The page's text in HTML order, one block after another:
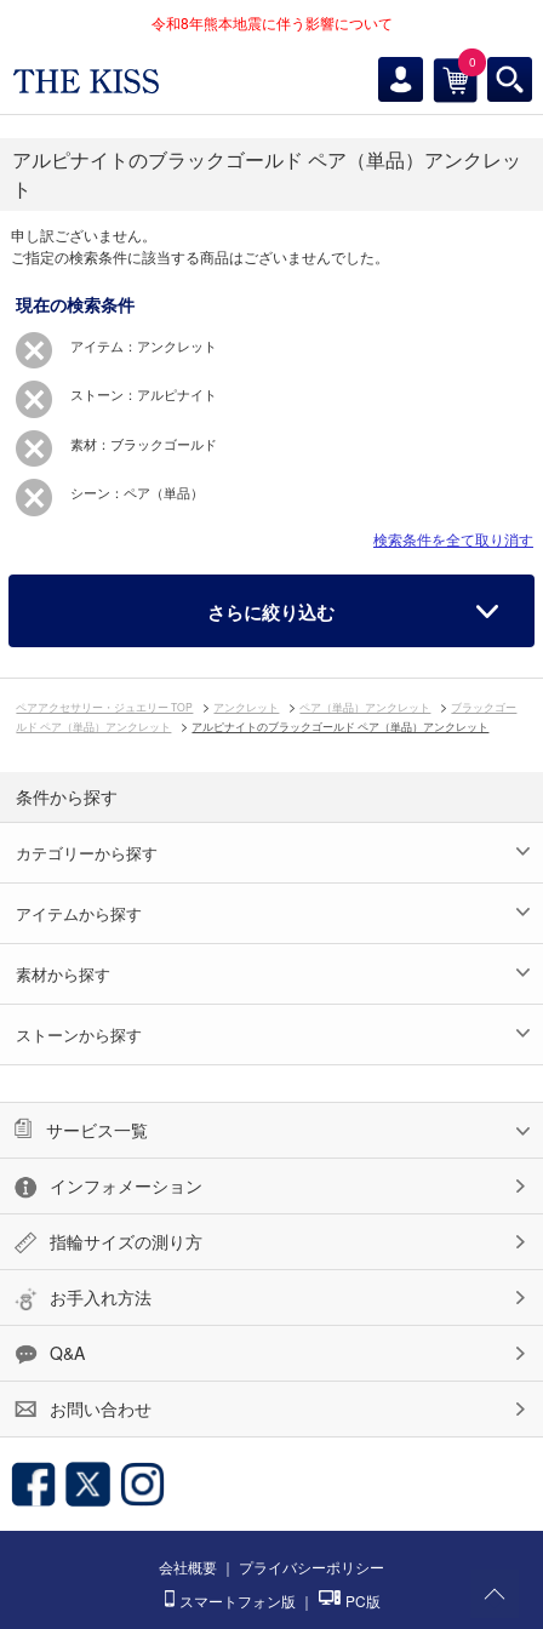
令和8年熊本地震に伴う影響について
0
アルピナイトのブラックゴールド ペア（単品）アンクレッ
ト
申し訳ございません。
ご指定の検索条件に該当する商品はございませんでした。
現在の検索条件
アイテム：アンクレット
ストーン：アルピナイト
素材：ブラックゴールド
シーン：ペア（単品）
検索条件を全て取り消す
さらに絞り込む
ペアアクセサリー・ジュエリー TOP アンクレット ペア（単品）アンクレット
ブラックゴー
ルド ペア（単品）アンクレット
アルピナイトのブラックゴールド ペア（単品）アンクレット
条件から探す
カテゴリーから探す
アイテムから探す
素材から探す
ストーンから探す
サービス一覧
インフォメーション
指輪サイズの測り方
お手入れ方法
Q&A
お問い合わせ
会社概要 ｜ プライバシーポリシー
スマートフォン版 ｜ PC版